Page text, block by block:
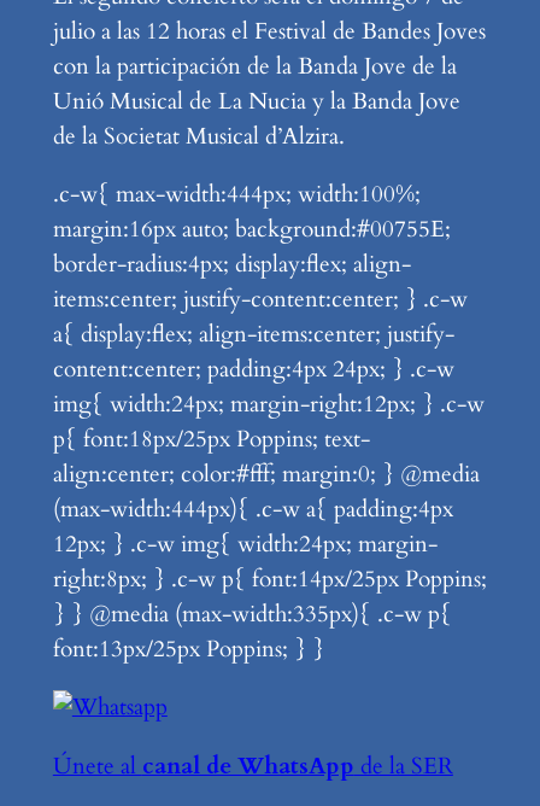
julio a las 12 horas el Festival de Bandes Joves
con la participación de la Banda Jove de la
Unió Musical de La Nucia y la Banda Jove
de la Societat Musical d’Alzira.
.c-w{ max-width:444px; width:100%;
margin:16px auto; background:#00755E;
border-radius:4px; display:flex; align-
items:center; justify-content:center; } .c-w
a{ display:flex; align-items:center; justify-
content:center; padding:4px 24px; } .c-w
img{ width:24px; margin-right:12px; } .c-w
p{ font:18px/25px Poppins; text-
align:center; color:#fff; margin:0; } @media
(max-width:444px){ .c-w a{ padding:4px
12px; } .c-w img{ width:24px; margin-
right:8px; } .c-w p{ font:14px/25px Poppins;
} } @media (max-width:335px){ .c-w p{
font:13px/25px Poppins; } }
Únete al canal de WhatsApp de la SER